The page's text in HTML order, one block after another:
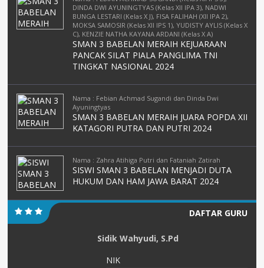
DINDA DWI AYUNINGTYAS (Kelas XII IPA 3), NADWI
BUNGA LESTARI (Kelas X J), FISA FALIHAH (XII IPA 2),
MOKSA SAMOSIR (Kelas XII IPS 1), YUDISTY AYLIS (Kelas X
C), KENZIE NATHA KAYANA ARDANI (Kelas X A)
SMAN 3 BABELAN MERAIH KEJUARAAN
PANCAK SILAT PIALA PANGLIMA TNI
TINGKAT NASIONAL 2024
Nama : Febian Achmad Sugandi dan Dinda Dwi
Ayuningtyas
SMAN 3 BABELAN MERAIH JUARA POPDA XII
KATAGORI PUTRA DAN PUTRI 2024
Nama : Zahra Atihiga Putri dan Fataniah Zatirah
SISWI SMAN 3 BABELAN MENJADI DUTA
HUKUM DAN HAM JAWA BARAT 2024
DAFTAR GURU
Sidik Wahyudi, S.Pd
NIK